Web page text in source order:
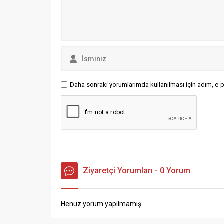
Daha sonraki yorumlarımda kullanılması için adım,
Ziyaretçi Yorumları - 0 Yorum
Henüz yorum yapılmamış.